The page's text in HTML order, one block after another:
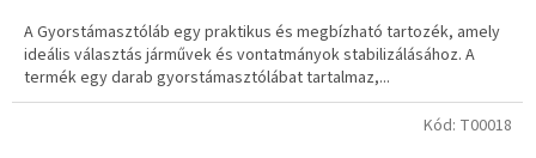
A Gyorstámasztóláb egy praktikus és megbízható tartozék, amely
ideális választás járművek és vontatmányok stabilizálásához. A
termék egy darab gyorstámasztólábat tartalmaz,...
Kód: T00018